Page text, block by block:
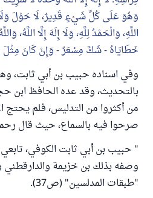
وَهُوَ عَلَى كُلِّ شَيْءٍ قَدِيرٌ، لَا حَوْلَ وَلَا
اللَّهِ، وَالْحَمْدُ لِلَّهِ، وَلَا إِلَهَ إِلَّا اللَّهُ،
خَطَايَاهُ - شَكَّ مِسْعَرٌ - وَإِنْ كَانَ مِثْلَ
وفي اسناده حبيب بن أبي ثابت،
بالتحديث، وقد عده الحافظ ابن
من أكثروا من التدليس، فلم يحتج
صرحوا فيه بالسماع، حيث قال
" حبيب بن أبي ثابت الكوفي،
وصفه بذلك بن خزيمة
"طبقات المدلسين" (ص37).